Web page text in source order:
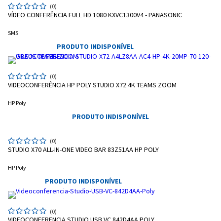
(0)
VÍDEO CONFERÊNCIA FULL HD 1080 KXVC1300V4 - PANASONIC
SMS
PRODUTO INDISPONÍVEL
(0)
VIDEOCONFERÊNCIA HP POLY STUDIO X72 4K TEAMS ZOOM
HP Poly
PRODUTO INDISPONÍVEL
(0)
STUDIO X70 ALL-IN-ONE VIDEO BAR 83Z51AA HP POLY
HP Poly
PRODUTO INDISPONÍVEL
(0)